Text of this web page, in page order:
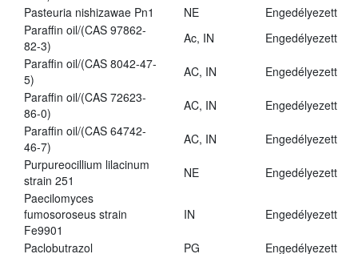
Pasteuria nishizawae Pn1
NE
Engedélyezett
Paraffin oil/(CAS 97862-
82-3)
Ac, IN
Engedélyezett
Paraffin oil/(CAS 8042-47-
5)
AC, IN
Engedélyezett
Paraffin oil/(CAS 72623-
86-0)
AC, IN
Engedélyezett
Paraffin oil/(CAS 64742-
46-7)
AC, IN
Engedélyezett
Purpureocillium lilacinum
strain 251
NE
Engedélyezett
Paecilomyces
fumosoroseus strain
Fe9901
IN Engedélyezett
Paclobutrazol PG
Engedélyezett